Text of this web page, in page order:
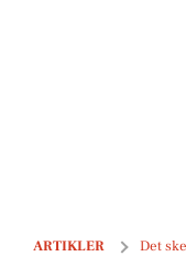
ARTIKLER Det
Henning